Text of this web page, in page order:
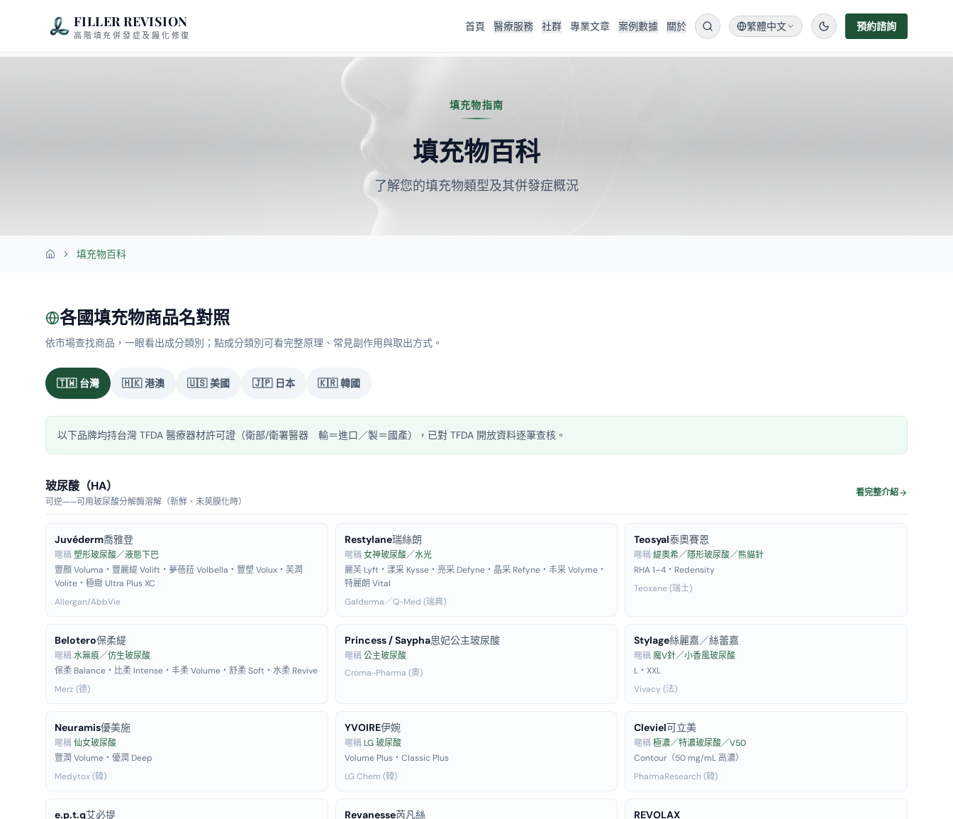
FILLER REVISION
高階填充併發症及饅化修復
首頁 醫療服務 社群 專業文章 案例數據 關於 繁體中文 預約諮詢
填充物指南
填充物百科
了解您的填充物類型及其併發症概況
首頁 填充物百科
各國填充物商品名對照
依市場查找商品，一眼看出成分類別；點成分類別可看完整原理、常見副作用與取出方式。
🇹🇼 台灣 🇭🇰 港澳 🇺🇸 美國 🇯🇵 日本 🇰🇷 韓國
以下品牌均持台灣 TFDA 醫療器材許可證（衛部/衛署醫器 輸＝進口／製＝國產），已對 TFDA 開放資料逐筆查核。
玻尿酸（HA）
可逆——可用玻尿酸分解酶溶解（新鮮、未莢膜化時）
看完整介紹
Juvéderm喬雅登
暱稱塑形玻尿酸／液態下巴
豐顏 Voluma・豐麗緹 Volift・夢蓓菈 Volbella・豐塑 Volux・芙潤
Volite・極緻 Ultra Plus XC
Allergan/AbbVie
Restylane瑞絲朗
暱稱女神玻尿酸／水光
麗芙 Lyft・漾采 Kysse・亮采 Defyne・晶采 Refyne・丰采 Volyme・
特麗朗 Vital
Galderma／Q-Med (瑞典)
Teosyal泰奧賽恩
暱稱緹奧希／隱形玻尿酸／熊貓針
RHA 1–4・Redensity
Teoxane (瑞士)
Belotero保柔緹
暱稱水無痕／仿生玻尿酸
保柔 Balance・比柔 Intense・丰柔 Volume・舒柔 Soft・水柔 Revive
Merz (德)
Princess / Saypha思妃公主玻尿酸
暱稱公主玻尿酸
Croma-Pharma (奧)
Stylage絲麗嘉／絲蕾嘉
暱稱魔V針／小香風玻尿酸
L・XXL
Vivacy (法)
Neuramis優美施
暱稱仙女玻尿酸
豐潤 Volume・優潤 Deep
Medytox (韓)
YVOIRE伊婉
暱稱 LG 玻尿酸
Volume Plus・Classic Plus
LG Chem (韓)
Cleviel可立美
暱稱極濃／特濃玻尿酸／V50
Contour（50 mg/mL 高濃）
PharmaResearch (韓)
e.p.t.q艾必提 Revanesse芮凡絲 REVOLAX